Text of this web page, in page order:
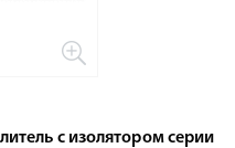
с изолятором серии